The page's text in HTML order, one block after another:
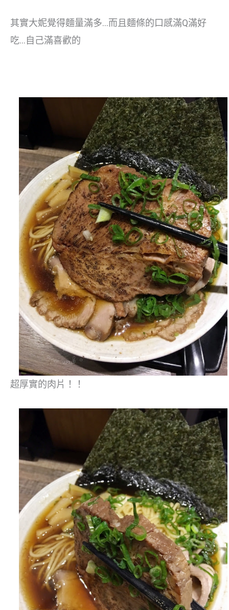
其實大妮覺得麵量滿多…而且麵條的口感滿Q滿好
吃…自己滿喜歡的
超厚實的肉片！！